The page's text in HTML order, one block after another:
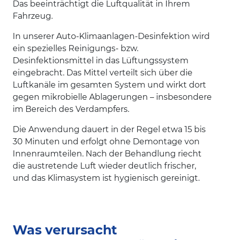
Das beeinträchtigt die Luftqualität in Ihrem
Fahrzeug.
In unserer Auto-Klimaanlagen-Desinfektion wird
ein spezielles Reinigungs- bzw.
Desinfektionsmittel in das Lüftungssystem
eingebracht. Das Mittel verteilt sich über die
Luftkanäle im gesamten System und wirkt dort
gegen mikrobielle Ablagerungen – insbesondere
im Bereich des Verdampfers.
Die Anwendung dauert in der Regel etwa 15 bis
30 Minuten und erfolgt ohne Demontage von
Innenraumteilen. Nach der Behandlung riecht
die austretende Luft wieder deutlich frischer,
und das Klimasystem ist hygienisch gereinigt.
Was verursacht